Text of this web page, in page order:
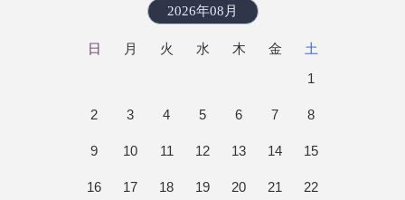
2026年08月
日 月 火 水 木 金
土
1
2 3 4 5 6 7 8
9 10 11 12 13 14 15
16 17 18 19 20 21 22